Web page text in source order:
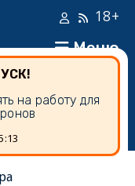
Меню
18+
на работу для